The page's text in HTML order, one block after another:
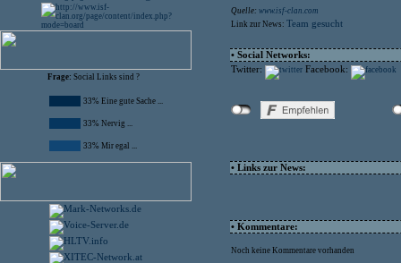
Frage: Social Links sind ?
33% Eine gute Sache ...
33% Nervig ...
33% Mir egal ...
Quelle: www.isf-clan.com
Link zur News: Team gesucht
• Social Networks:
Twitter:
Facebook:
• Links zur News:
• Kommentare:
Noch keine Kommentare vorhanden